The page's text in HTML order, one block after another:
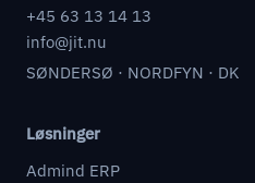
+45 63 13 14 13
info@jit.nu
SØNDERSØ · NORDFYN · DK
Løsninger
Admind ERP